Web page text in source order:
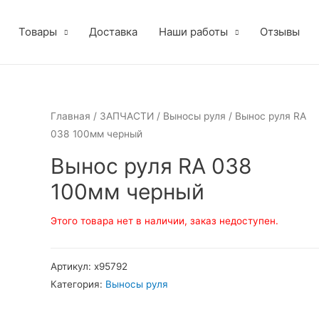
Товары Доставка Наши работы Отзывы
Главная / ЗАПЧАСТИ / Выносы руля / Вынос руля RA
038 100мм черный
Вынос руля RA 038
100мм черный
Этого товара нет в наличии, заказ недоступен.
Артикул: х95792
Категория: Выносы руля